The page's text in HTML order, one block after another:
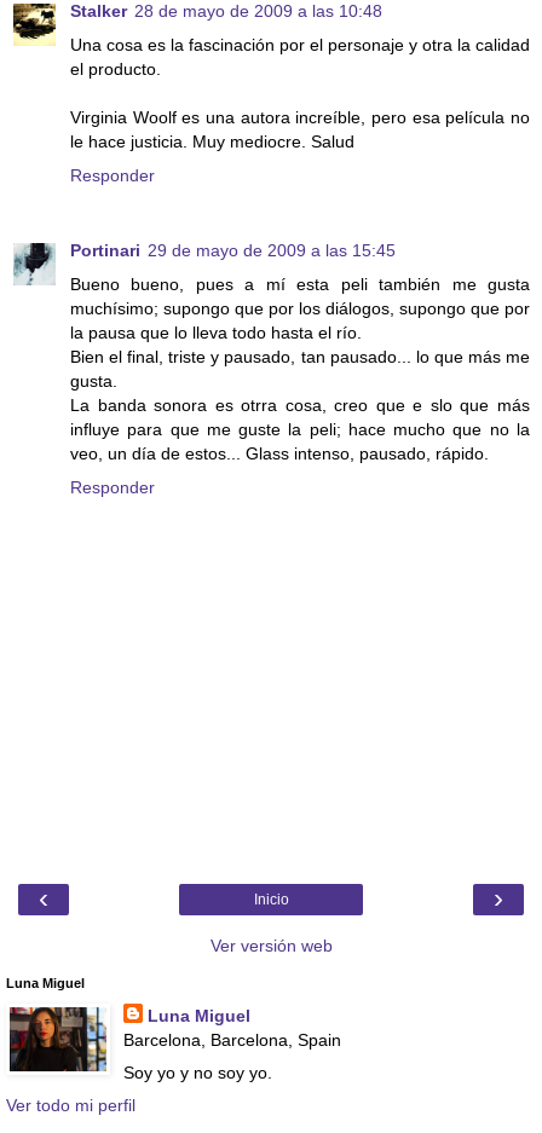
Stalker 28 de mayo de 2009 a las 10:48
Una cosa es la fascinación por el personaje y otra la calidad
el producto.
Virginia Woolf es una autora increíble, pero esa película no
le hace justicia. Muy mediocre. Salud
Responder
Portinari 29 de mayo de 2009 a las 15:45
Bueno bueno, pues a mí esta peli también me gusta
muchísimo; supongo que por los diálogos, supongo que por
la pausa que lo lleva todo hasta el río.
Bien el final, triste y pausado, tan pausado... lo que más me
gusta.
La banda sonora es otrra cosa, creo que e slo que más
influye para que me guste la peli; hace mucho que no la
veo, un día de estos... Glass intenso, pausado, rápido.
Responder
‹ ›
Inicio
Ver versión web
Luna Miguel
Luna Miguel
Barcelona, Barcelona, Spain
Soy yo y no soy yo.
Ver todo mi perfil